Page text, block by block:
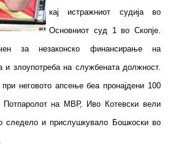
кај истражниот судија во
Основниот суд 1 во Скопје.
за незаконско финансирање на
и злоупотреба на службената должност.
неговото апсење беа пронајдени 100
на МВР, Иво Котевски вели
следело и прислушкувало Бошкоски во